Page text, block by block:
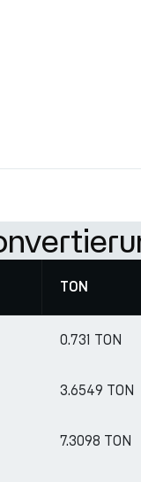
TON
0.731 TON
3.6549 TON
7.3098 TON